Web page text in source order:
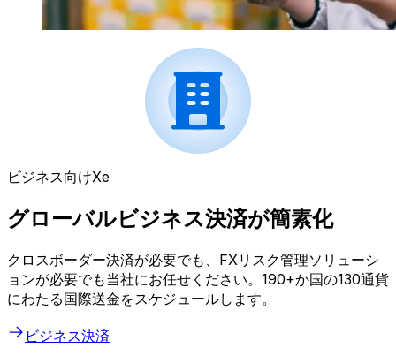
ビジネス向けXe
グローバルビジネス決済が簡素化
クロスボーダー決済が必要でも、FXリスク管理ソリューシ
ョンが必要でも当社にお任せください。190+か国の130通貨
にわたる国際送金をスケジュールします。
ビジネス決済